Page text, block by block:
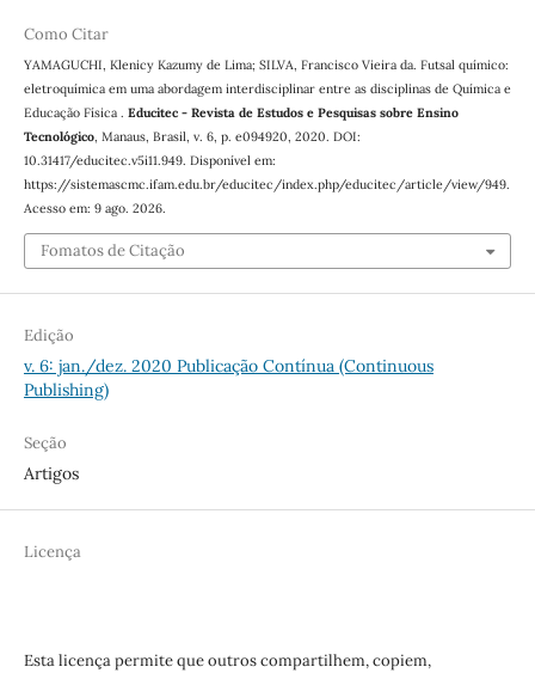
Como Citar
YAMAGUCHI, Klenicy Kazumy de Lima; SILVA, Francisco Vieira da. Futsal químico:
eletroquímica em uma abordagem interdisciplinar entre as disciplinas de Química e
Educação Física . Educitec - Revista de Estudos e Pesquisas sobre Ensino
Tecnológico, Manaus, Brasil, v. 6, p. e094920, 2020. DOI:
10.31417/educitec.v5i11.949. Disponível em:
https://sistemascmc.ifam.edu.br/educitec/index.php/educitec/article/view/949.
Acesso em: 9 ago. 2026.
Fomatos de Citação
Edição
v. 6: jan./dez. 2020 Publicação Contínua (Continuous
Publishing)
Seção
Artigos
Licença
Esta licença permite que outros compartilhem, copiem,